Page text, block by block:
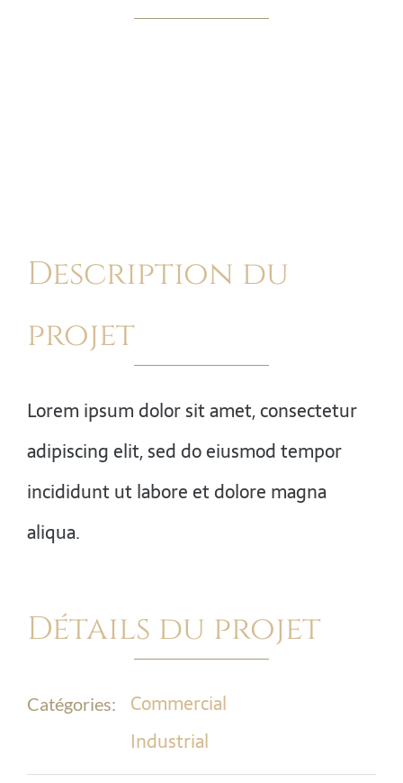
Larger
Image
Description du
projet
Lorem ipsum dolor sit amet, consectetur
adipiscing elit, sed do eiusmod tempor
incididunt ut labore et dolore magna
aliqua.
Détails du projet
Catégories:
Commercial
Industrial